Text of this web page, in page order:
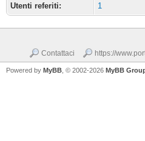
Utenti referiti: 1
Contattaci https://
Powered by MyBB , © 2002-2026 MyBB